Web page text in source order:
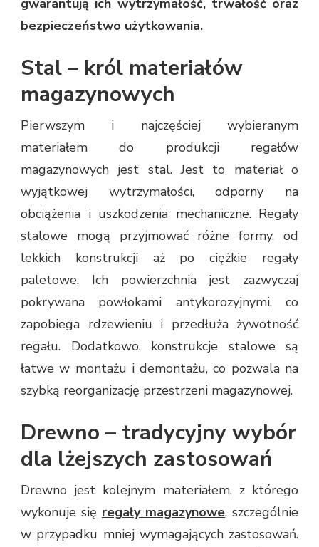
gwarantują ich wytrzymałość, trwałość oraz
bezpieczeństwo użytkowania.
Stal – król materiałów
magazynowych
Pierwszym i najczęściej wybieranym
materiałem do produkcji regałów
magazynowych jest stal. Jest to materiał o
wyjątkowej wytrzymałości, odporny na
obciążenia i uszkodzenia mechaniczne. Regały
stalowe mogą przyjmować różne formy, od
lekkich konstrukcji aż po ciężkie regały
paletowe. Ich powierzchnia jest zazwyczaj
pokrywana powłokami antykorozyjnymi, co
zapobiega rdzewieniu i przedłuża żywotność
regału. Dodatkowo, konstrukcje stalowe są
łatwe w montażu i demontażu, co pozwala na
szybką reorganizację przestrzeni magazynowej.
Drewno – tradycyjny wybór
dla lżejszych zastosowań
Drewno jest kolejnym materiałem, z którego
wykonuje się regały magazynowe, szczególnie
w przypadku mniej wymagających zastosowań.